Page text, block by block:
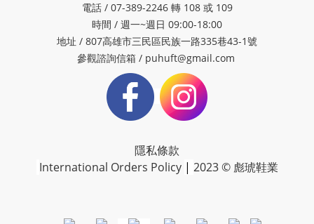
電話 / 07-389-2246 轉 108 或 109
時間 / 週一~週日 09:00-18:00
地址 / 807高雄市三民區民族一路335巷43-1號
參觀諮詢信箱 / puhuft@gmail.com
隱私條款
International Orders Policy | 2023 © 彪琥鞋業